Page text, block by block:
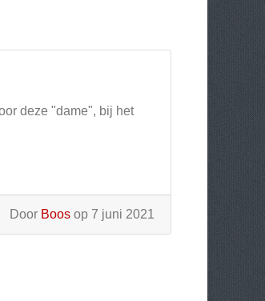
deze "dame", bij het
Door Boos op 7 juni 2021